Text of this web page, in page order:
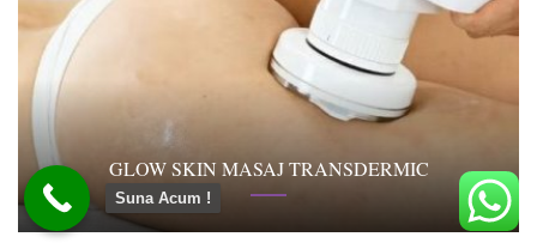
GLOW SKIN MASAJ TRANSDERMIC
Suna Acum !